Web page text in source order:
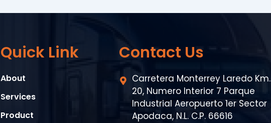
Quick Link
About
Services
Product
Contact Us
Carretera Monterrey Laredo Km.
20, Numero Interior 7 Parque
Industrial Aeropuerto 1er Sector
Apodaca, N.L. C.P. 66616